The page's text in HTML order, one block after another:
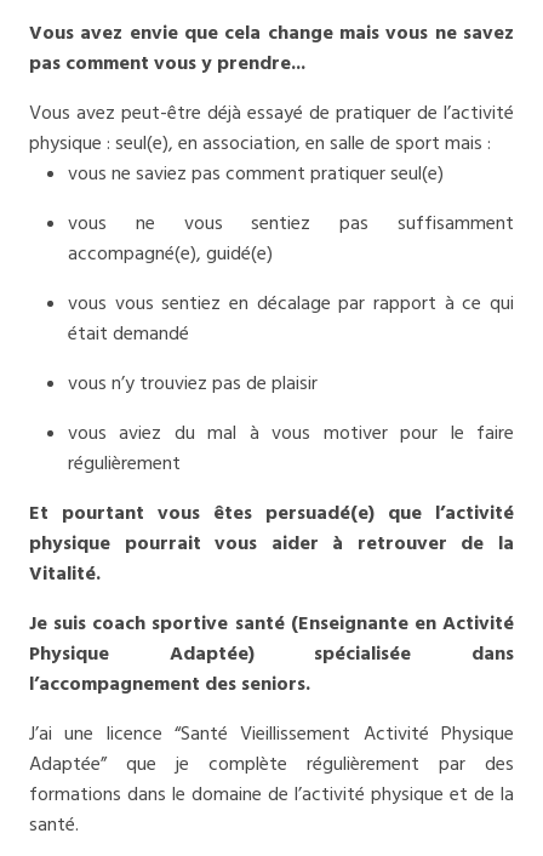
Vous avez envie que cela change mais vous ne savez
pas comment vous y prendre...
Vous avez peut-être déjà essayé de pratiquer de l’activité
physique : seul(e), en association, en salle de sport mais :
vous ne saviez pas comment pratiquer seul(e)
vous ne vous sentiez pas suffisamment
accompagné(e), guidé(e)
vous vous sentiez en décalage par rapport à ce qui
était demandé
vous n’y trouviez pas de plaisir
vous aviez du mal à vous motiver pour le faire
régulièrement
Et pourtant vous êtes persuadé(e) que l’activité
physique pourrait vous aider à retrouver de la
Vitalité.
Je suis coach sportive santé (Enseignante en Activité
Physique Adaptée) spécialisée dans
l’accompagnement des seniors.
J’ai une licence “Santé Vieillissement Activité Physique
Adaptée” que je complète régulièrement par des
formations dans le domaine de l’activité physique et de la
santé.